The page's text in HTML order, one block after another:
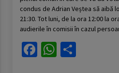
condus de Adrian Veștea să aibă
21:30. Tot luni, de la ora 12:00 la
audierile în comisii în cazul
Facebook
WhatsApp